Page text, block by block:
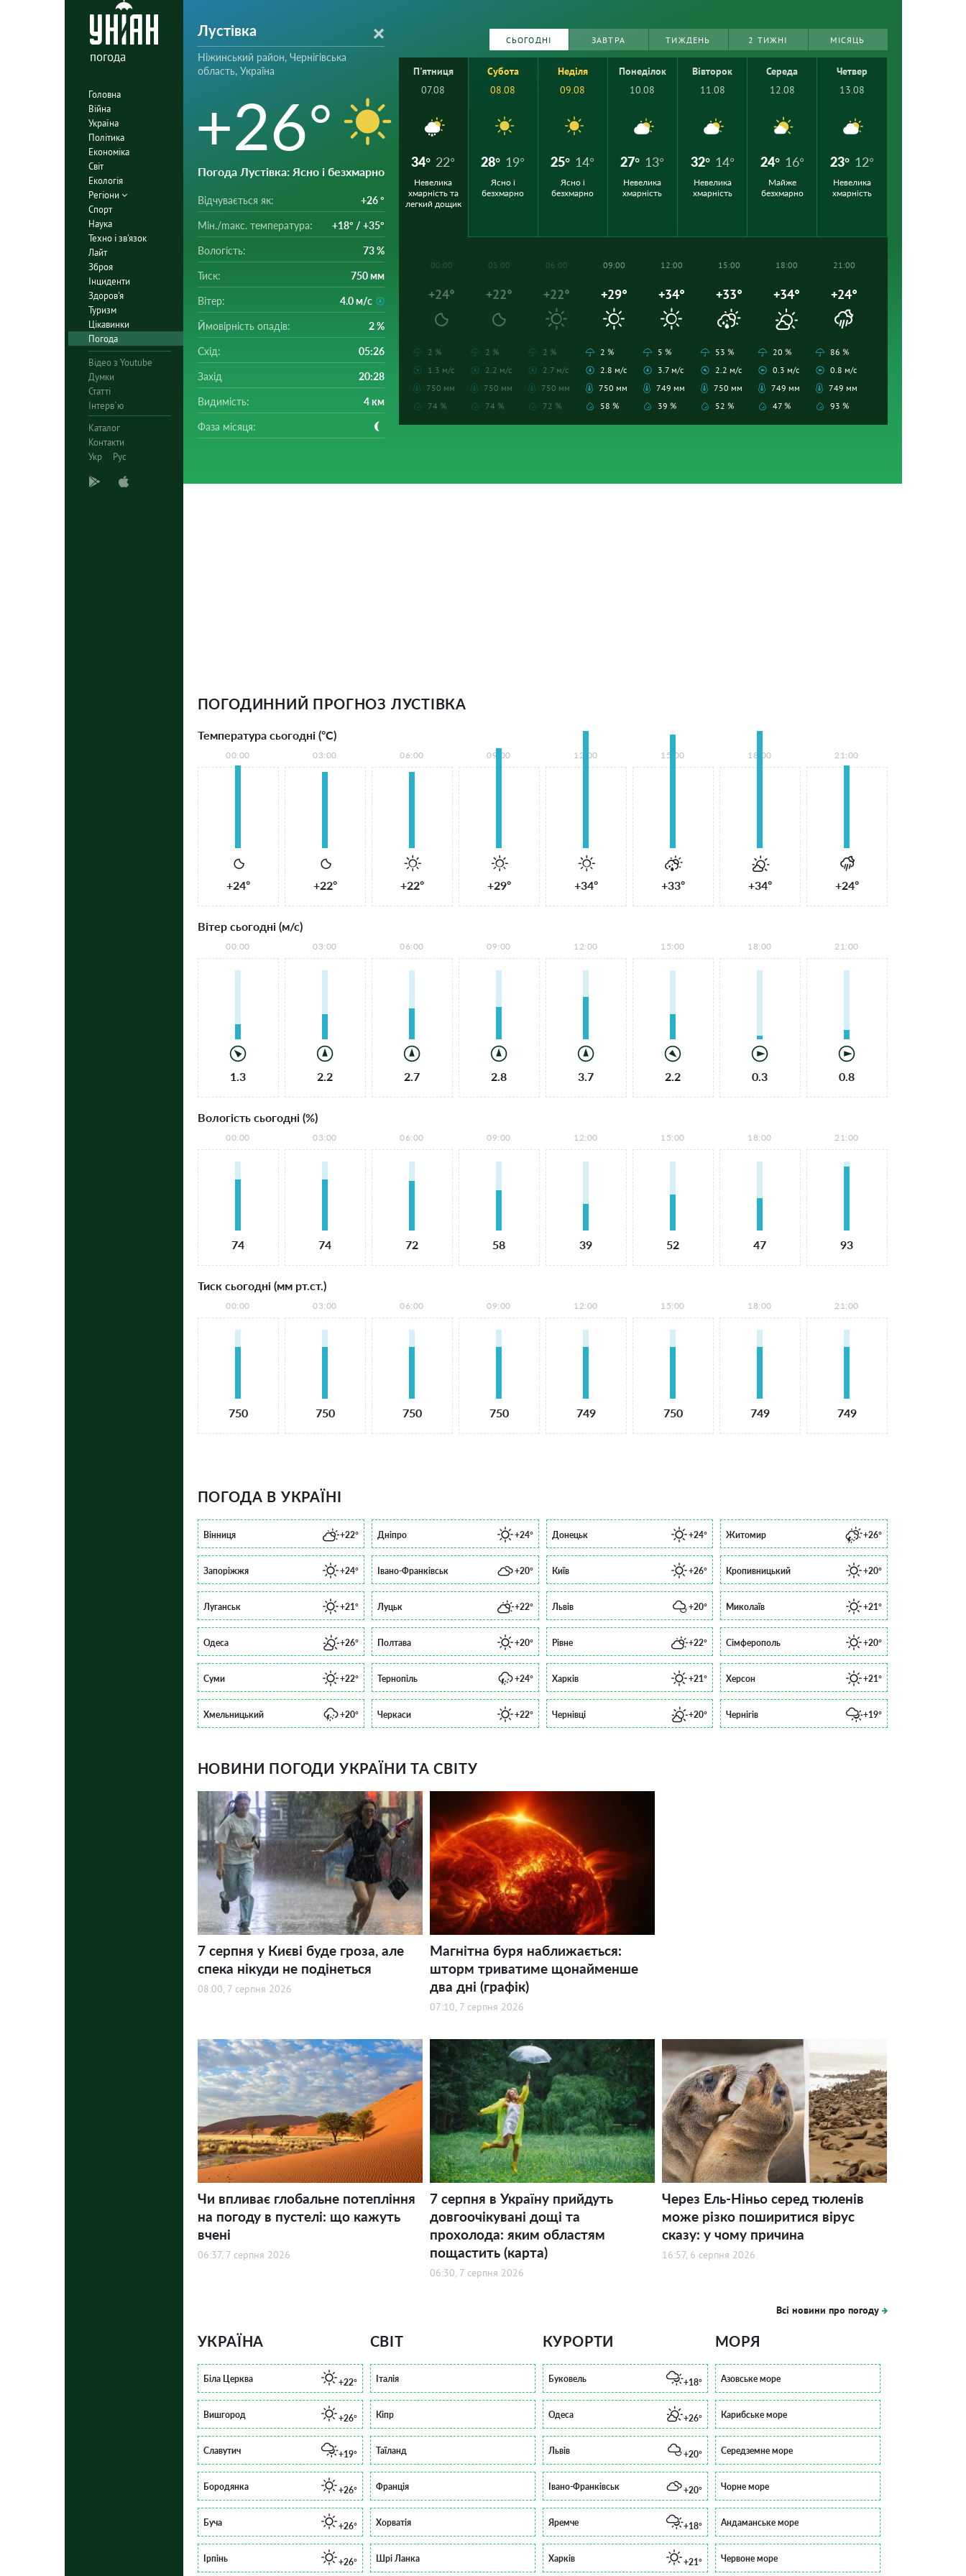
погода
Головна
Війна
Україна
Політика
Економіка
Світ
Екологія
Регіони
Спорт
Наука
Техно і зв'язок
Лайт
Зброя
Інциденти
Здоров'я
Туризм
Цікавинки
Погода
Відео з Youtube
Думки
Статті
Інтерв`ю
Каталог
Контакти
Укр
Рус
Лустівка
Ніжинський район, Чернігівська
область, Україна
+26°
Погода Лустівка: Ясно і безхмарно
Відчувається як: +26 °
Мін./mакс. температура: +18° / +35°
Вологість: 73 %
Тиск: 750 мм
Вітер: 4.0 м/с
Ймовірність опадів: 2 %
Схід: 05:26
Захід 20:28
Видимість: 4 км
Фаза місяця:
СЬОГОДНІ ЗАВТРА ТИЖДЕНЬ 2 ТИЖНІ МІСЯЦЬ
П'ятниця
07.08
34° 22°
Невелика
хмарність та
легкий дощик
Субота
08.08
28° 19°
Ясно і
безхмарно
Неділя
09.08
25° 14°
Ясно і
безхмарно
Понеділок
10.08
27° 13°
Невелика
хмарність
Вівторок
11.08
32° 14°
Невелика
хмарність
Середа
12.08
24° 16°
Майже
безхмарно
Четвер
13.08
23° 12°
Невелика
хмарність
00:00
+24°
2 %
1.3 м/с
750 мм
74 %
03:00
+22°
2 %
2.2 м/с
750 мм
74 %
06:00
+22°
2 %
2.7 м/с
750 мм
72 %
09:00
+29°
2 %
2.8 м/с
750 мм
58 %
12:00
+34°
5 %
3.7 м/с
749 мм
39 %
15:00
+33°
53 %
2.2 м/с
750 мм
52 %
18:00
+34°
20 %
0.3 м/с
749 мм
47 %
21:00
+24°
86 %
0.8 м/с
749 мм
93 %
ПОГОДИННИЙ ПРОГНОЗ ЛУСТІВКА
Температура сьогодні (°С)
00:00
+24°
03:00
+22°
06:00
+22°
09:00
+29°
12:00
+34°
15:00
+33°
18:00
+34°
21:00
+24°
Вітер сьогодні (м/с)
00:00
1.3
03:00
2.2
06:00
2.7
09:00
2.8
12:00
3.7
15:00
2.2
18:00
0.3
21:00
0.8
Вологість сьогодні (%)
00:00
74
03:00
74
06:00
72
09:00
58
12:00
39
15:00
52
18:00
47
21:00
93
Тиск сьогодні (мм рт.ст.)
00:00
750
03:00
750
06:00
750
09:00
750
12:00
749
15:00
750
18:00
749
21:00
749
ПОГОДА В УКРАЇНІ
Вінниця +22° Дніпро +24° Донецьк +24° Житомир +26°
Запоріжжя +24° Івано-Франківськ +20° Київ +26° Кропивницький +20°
Луганськ +21° Луцьк +22° Львів +20° Миколаїв +21°
Одеса +26° Полтава +20° Рівне +22° Сімферополь +20°
Суми +22° Тернопіль +24° Харків +21° Херсон +21°
Хмельницький +20° Черкаси +22° Чернівці +20° Чернігів +19°
НОВИНИ ПОГОДИ УКРАЇНИ ТА СВІТУ
7 серпня у Києві буде гроза, але
спека нікуди не подінеться
08:00, 7 серпня 2026
Магнітна буря наближається:
шторм триватиме щонайменше
два дні (графік)
07:10, 7 серпня 2026
Чи впливає глобальне потепління
на погоду в пустелі: що кажуть
вчені
06:37, 7 серпня 2026
7 серпня в Україну прийдуть
довгоочікувані дощі та
прохолода: яким областям
пощастить (карта)
06:30, 7 серпня 2026
Через Ель-Ніньо серед тюленів
може різко поширитися вірус
сказу: у чому причина
16:57, 6 серпня 2026
Всі новини про погоду
УКРАЇНА
Біла Церква +22°
Вишгород +26°
Славутич +19°
Бородянка +26°
Буча +26°
Ірпінь +26°
СВІТ
Італія
Кіпр
Таїланд
Франція
Хорватія
Шрі Ланка
КУРОРТИ
Буковель +18°
Одеса +26°
Львів +20°
Івано-Франківськ +20°
Яремче +18°
Харків +21°
МОРЯ
Азовське море
Карибське море
Середземне море
Чорне море
Андаманське море
Червоне море